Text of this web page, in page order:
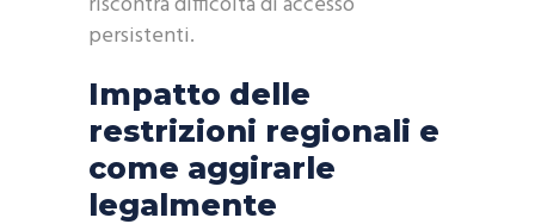
persistenti.
Impatto delle
restrizioni regionali e
come aggirarle
legalmente